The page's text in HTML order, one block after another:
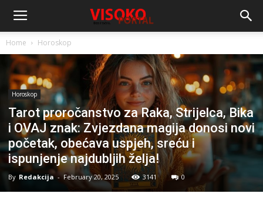
Home Horoskop
Horoskop
Tarot proročanstvo za Raka, Strijelca, Bika
i OVAJ znak: Zvjezdana magija donosi novi
početak, obećava uspjeh, sreću i
ispunjenje najdubljih želja!
By Redakcija - February 20, 2025 3141 0